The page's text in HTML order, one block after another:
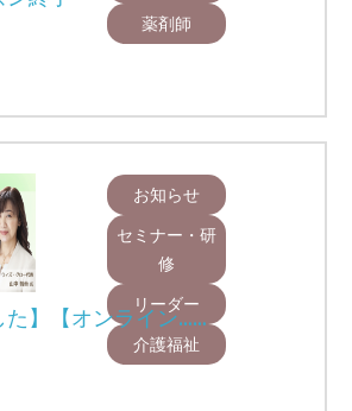
薬剤師
お知らせ
セミナー・研
修
リーダー
介護福祉
た】【オンライン……